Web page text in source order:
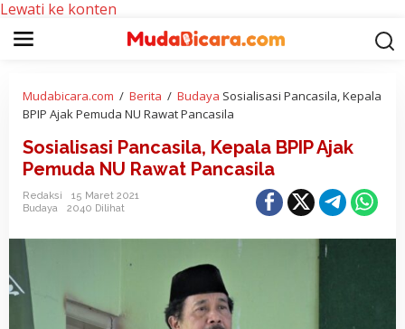
Lewati ke konten
Mudabicara.com / Berita / Budaya Sosialisasi Pancasila, Kepala
BPIP Ajak Pemuda NU Rawat Pancasila
Sosialisasi Pancasila, Kepala BPIP Ajak
Pemuda NU Rawat Pancasila
Redaksi
15 Maret 2021
Budaya
2040 Dilihat